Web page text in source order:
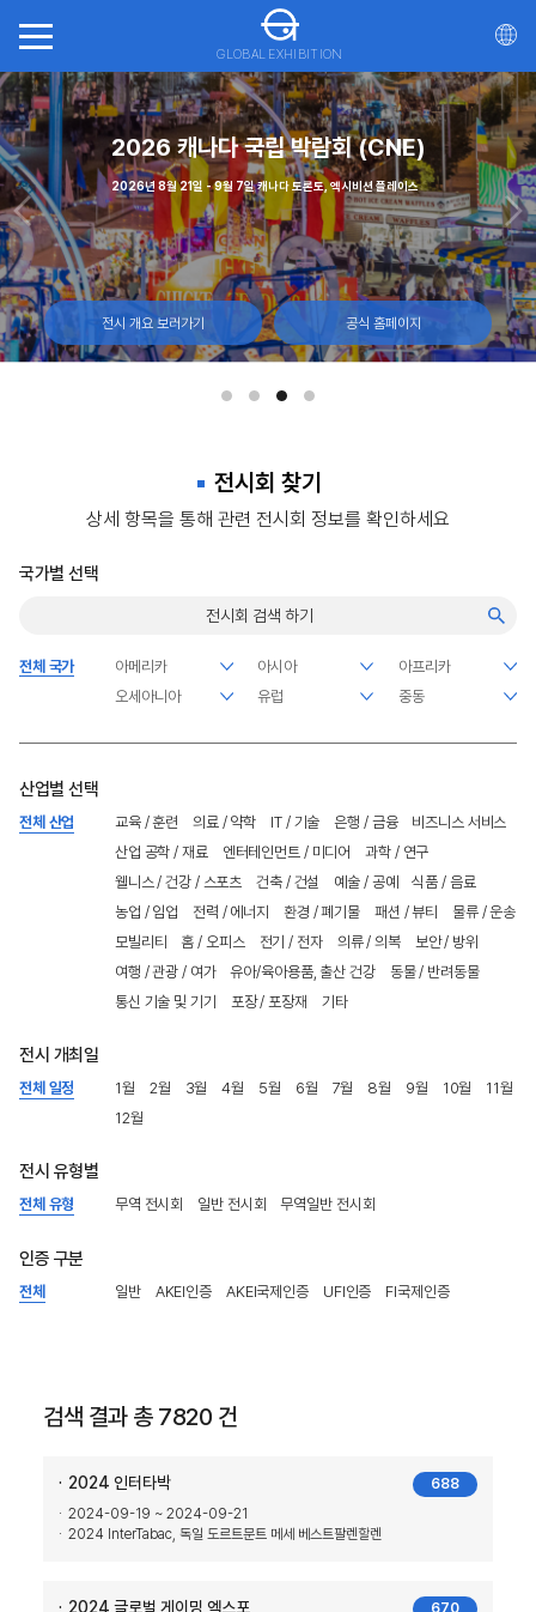
GLOBAL EXHIBITION
회(ITTS)
트리올 캐나다
전시 개요 보러가기 공식 홈페이지
스
일, 라스베이거스 컨벤션 센터
전시 개요 보러가기 공식 홈페이지
2026 캐나다 국립 박람회 (CNE)
2026년 8월 21일 - 9월 7일 캐나다 토론토, 엑시비션 플레이스
전시 개요 보러가기 공식 홈페이지
2026년 10월 21일 - 23일 마리
전시회 찾기
상세 항목을 통해 관련 전시회 정보를 확인하세요
국가별 선택
전체 국가
산업별 선택
전체 산업 교육 / 훈련 의료 / 약학 IT / 기술 은행 / 금융
비즈니스 서비스
산업 공학 / 재료
엔터테인먼트 / 미디어
과학 / 연구
웰니스 / 건강 / 스포츠
건축 / 건설 예술 / 공예
식품 / 음료
농업 / 임업
전력 / 에너지 환경 / 폐기물 패션 / 뷰티
물류 / 운송
모빌리티
홈 / 오피스 전기 / 전자 의류 / 의복
보안 / 방위
여행 / 관광 / 여가
유아/육아용품, 출산 건강
동물 / 반려동물
통신 기술 및 기기
포장 / 포장재 기타
전시 개최일
전체 일정 1월 2월 3월 4월 5월 6월 7월 8월 9월 10월
11월
12월
전시 유형별
전체 유형 무역 전시회 일반 전시회 무역일반 전시회
인증 구분
전체 일반 AKEI인증 AKEI국제인증 UFI인증 FI국제인증
검색 결과 총 7820 건
688
2024 인터타박
2024-09-19 ~ 2024-09-21
2024 InterTabac, 독일 도르트문트 메세 베스트팔렌할렌
670
2024 글로벌 게이밍 엑스포